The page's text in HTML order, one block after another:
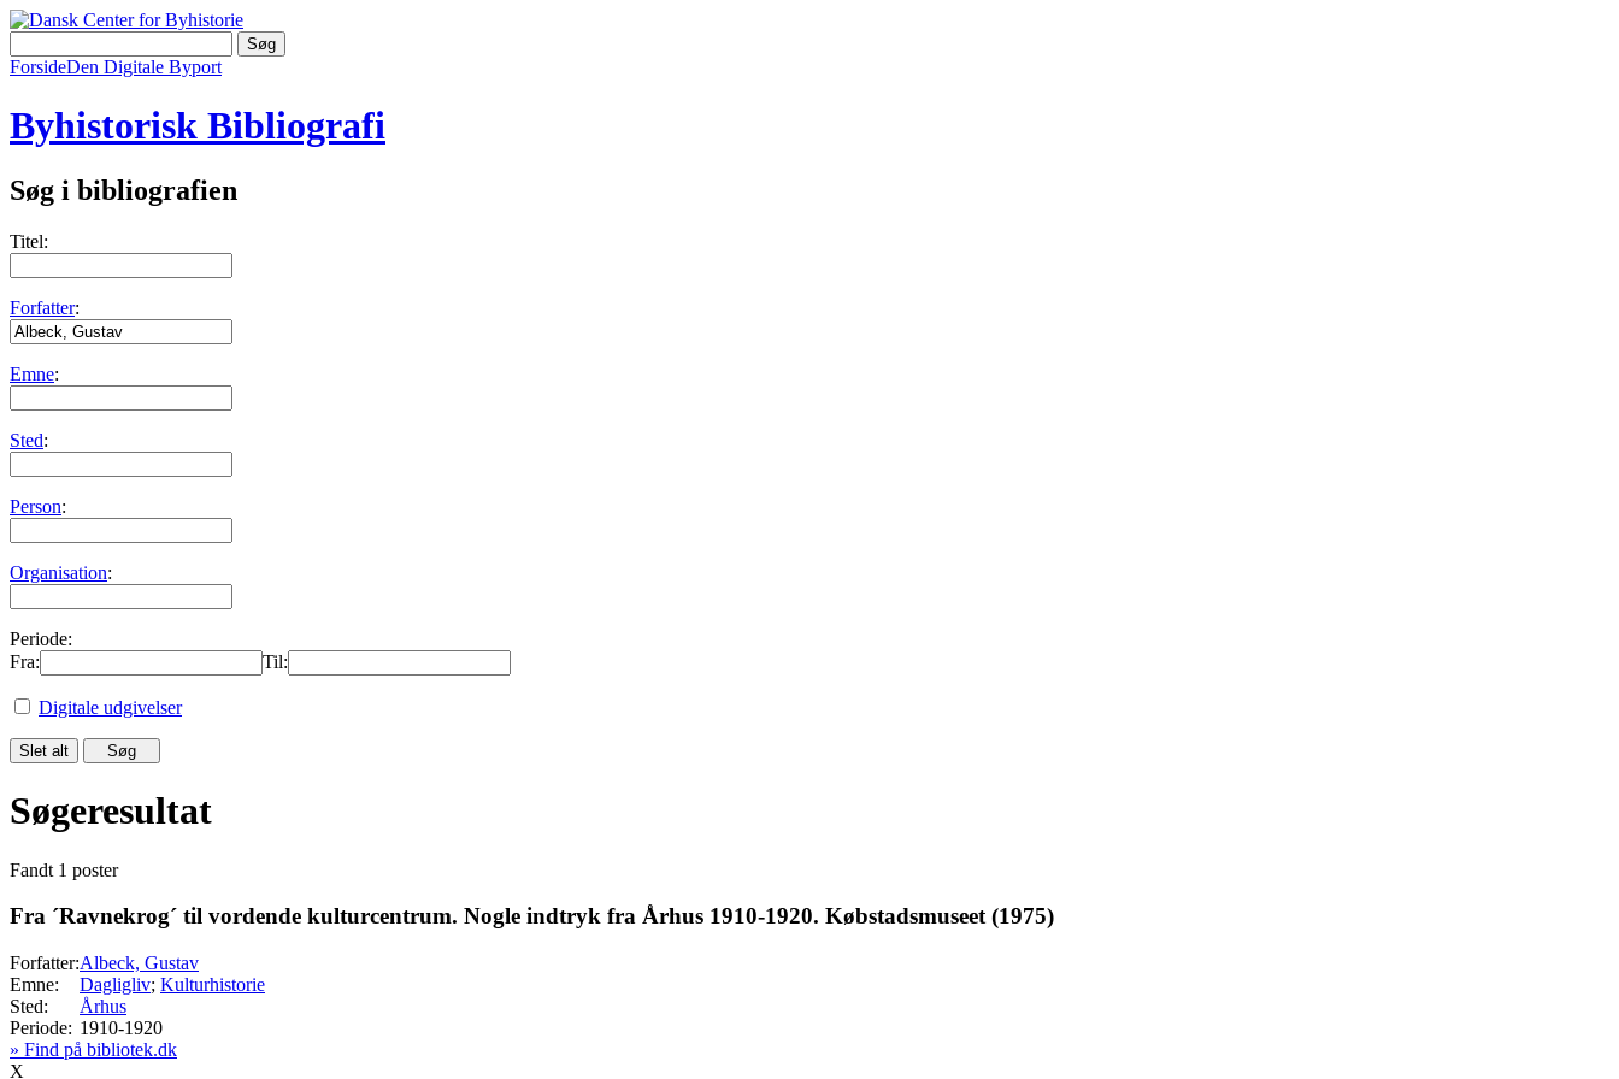
ForsideDen Digitale Byport
Byhistorisk Bibliografi
Søg i bibliografien
Titel:
Forfatter:
Emne:
Sted:
Person:
Organisation:
Periode:
Fra:
Til:
Digitale udgivelser
Søgeresultat
Fandt 1 poster
Fra ´Ravnekrog´ til vordende kulturcentrum. Nogle indtryk fra Århus 1910-1920. Købstadsmuseet (1975)
Forfatter:Albeck, Gustav
Emne:
Dagligliv; Kulturhistorie
Sted:
Århus
Periode: 1910-1920
» Find på bibliotek.dk
X